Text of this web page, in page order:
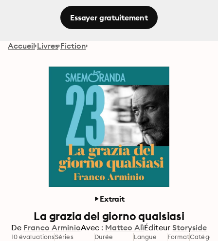
Essayer gratuitement
Accueil Livres Fiction
Extrait
La grazia del giorno qualsiasi
De Franco ArminioAvec : Matteo AlìÉditeur Storyside
10 évaluationsSéries Durée Langue Format